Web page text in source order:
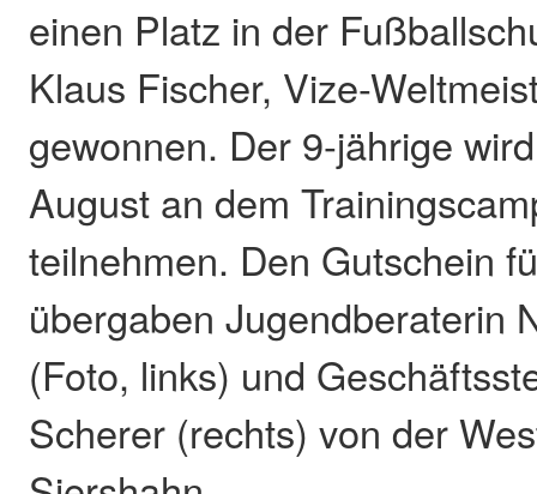
einen Platz in der
Klaus Fischer, Vize-
gewonnen. Der 9-jährige
August an dem
teilnehmen. Den Gutschein
übergaben Jugendberaterin
(Foto, links) und
Scherer (rechts) von der